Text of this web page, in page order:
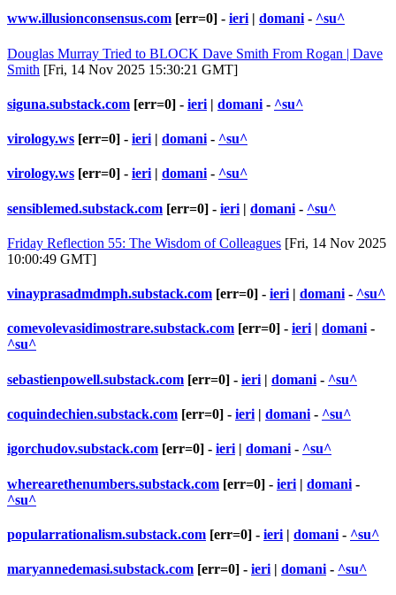
www.illusionconsensus.com [err=0] - ieri | domani - ^su^
Douglas Murray Tried to BLOCK Dave Smith From Rogan | Dave
Smith [Fri, 14 Nov 2025 15:30:21 GMT]
siguna.substack.com [err=0] - ieri | domani - ^su^
virology.ws [err=0] - ieri | domani - ^su^
virology.ws [err=0] - ieri| domani- ^su^
sensiblemed.substack.com [err=0] - ieri | domani - ^su^
Friday Reflection 55: The Wisdom of Colleagues [Fri, 14 Nov 2025
10:00:49 GMT]
vinayprasadmdmph.substack.com [err=0] - ieri | domani - ^su^
comevolevasidimostrare.substack.com [err=0] - ieri| domani-
^su^
sebastienpowell.substack.com [err=0] - ieri | domani - ^su^
coquindechien.substack.com [err=0] - ieri | domani - ^su^
igorchudov.substack.com [err=0] - ieri | domani - ^su^
wherearethenumbers.substack.com [err=0] - ieri | domani -
^su^
popularrationalism.substack.com [err=0] - ieri | domani - ^su^
maryannedemasi.substack.com [err=0] - ieri | domani - ^su^